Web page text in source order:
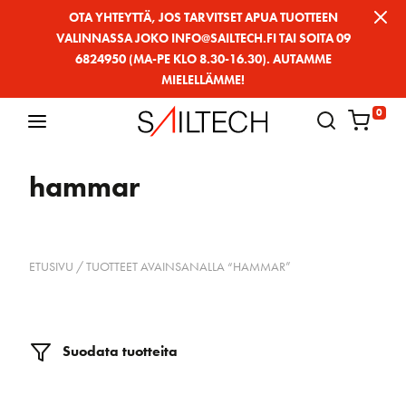
OTA YHTEYTTÄ, JOS TARVITSET APUA TUOTTEEN
VALINNASSA JOKO INFO@SAILTECH.FI TAI SOITA 09
6824950 (MA-PE KLO 8.30-16.30). AUTAMME
MIELELLÄMME!
0
hammar
ETUSIVU / TUOTTEET AVAINSANALLA “HAMMAR”
Suodata tuotteita